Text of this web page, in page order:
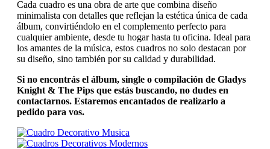
Cada cuadro es una obra de arte que combina diseño
minimalista con detalles que reflejan la estética única de cada
álbum, convirtiéndolo en el complemento perfecto para
cualquier ambiente, desde tu hogar hasta tu oficina. Ideal para
los amantes de la música, estos cuadros no solo destacan por
su diseño, sino también por su calidad y durabilidad.
Si no encontrás el álbum, single o compilación de Gladys
Knight & The Pips que estás buscando, no dudes en
contactarnos. Estaremos encantados de realizarlo a
pedido para vos.